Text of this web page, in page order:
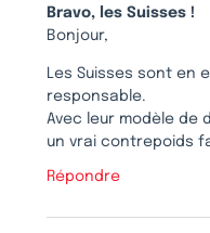
Bravo, les Suisses !
Bonjour,
Les Suisses sont en
responsable.
Avec leur modèle de
un vrai contrepoids
Répondre